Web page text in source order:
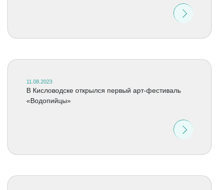
11.08.2023
В Кисловодске открылся первый арт-фестиваль
«Водопийцы»